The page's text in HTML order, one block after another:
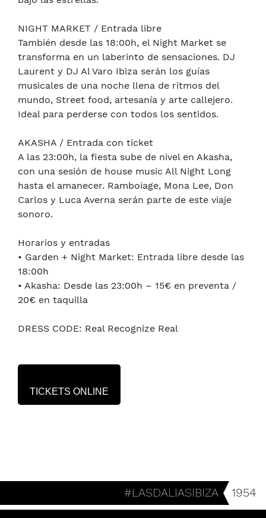
NIGHT MARKET / Entrada libre
También desde las 18:00h, el Night Market se
transforma en un laberinto de sensaciones. DJ
Laurent y DJ Al Varo Ibiza serán los guías
musicales de una noche llena de ritmos del
mundo, Street food, artesanía y arte callejero.
Ideal para perderse con todos los sentidos.
AKASHA / Entrada con ticket
A las 23:00h, la fiesta sube de nivel en Akasha,
con una sesión de house music All Night Long
hasta el amanecer. Ramboiage, Mona Lee, Don
Carlos y Luca Averna serán parte de este viaje
sonoro.
Horarios y entradas
• Garden + Night Market: Entrada libre desde las
18:00h
• Akasha: Desde las 23:00h – 15€ en preventa /
20€ en taquilla
DRESS CODE: Real Recognize Real
TICKETS ONLINE
#LASDALIASIBIZA 1954